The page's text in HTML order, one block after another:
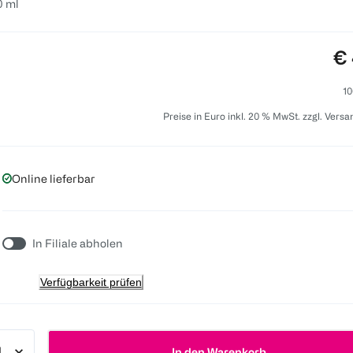
ml
€
Preise in Euro inkl. 20 % MwSt. zzgl.
Online lieferbar
In Filiale abholen
Verfügbarkeit prüfen